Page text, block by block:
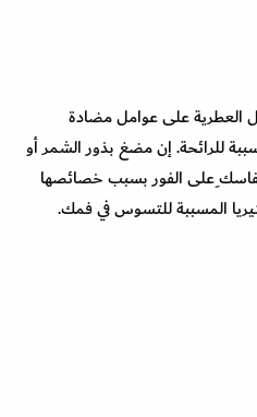
العطرية على عوامل مضادة
للرائحة. إن مضغ بذور الشمر أو
ِعلى الفور بسبب خصائصها
المسببة للتسوس في فمك.